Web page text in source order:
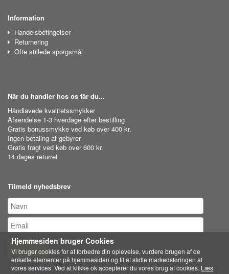
Information
Handelsbetingelser
Returnering
Ofte stillede spørgsmål
Når du handler hos os får du...
Håndlavede kvalitetssmykker
Afsendelse 1-3 hverdage efter bestilling
Gratis bonussmykke ved køb over 400 kr.
Ingen betaling af gebyrer
Gratis fragt ved køb over 600 kr.
14 dages returret
Tilmeld nyhedsbrev
Tilmeld
Hjemmesiden bruger Cookies
Vi bruger cookies for at forbedre din oplevelse, vurdere brugen af de
enkelte elementer på hjemmesiden og til at støtte markedsføringen af
vores services. Ved at klikke ok accepterer du vores brug af cookies. Læs